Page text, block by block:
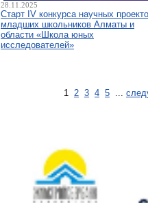
28.11.2025
Старт IV конкурса научных
младших школьников Алматы и
области «Школа юных
исследователей»
1 2 3 4 5 ...